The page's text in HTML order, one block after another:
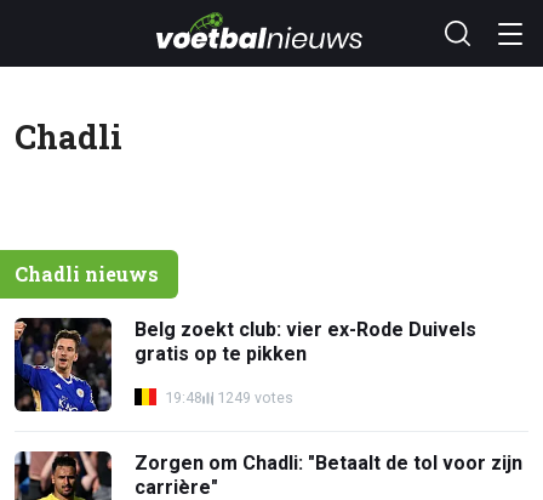
Chadli
Chadli nieuws
Belg zoekt club: vier ex-Rode Duivels
gratis op te pikken
19:48 1249 votes
Zorgen om Chadli: "Betaalt de tol voor zijn
carrière"